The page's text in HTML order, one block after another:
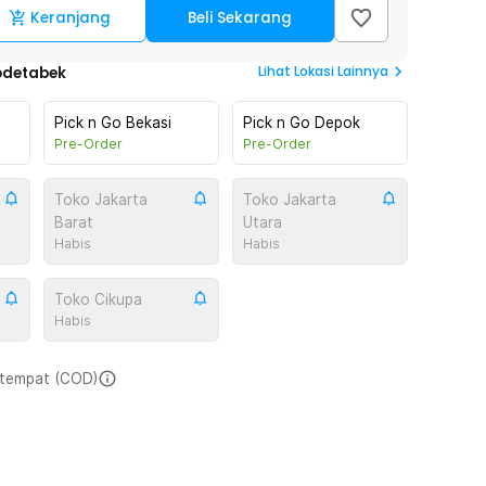
Keranjang Beli Sekarang
Lihat Lokasi Lainnya
Pick n Go Bekasi
Pre-Order
Pick n Go Depok
Pre-Order
Toko Jakarta
Barat
Habis
Toko Jakarta
Utara
Habis
Toko Cikupa
Habis
(COD)